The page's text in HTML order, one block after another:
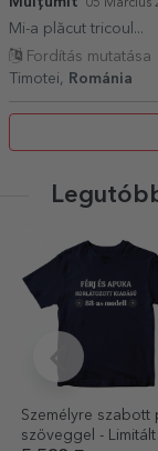
05 Március
Mi-a plăcut tricoul...
Fordítás mutatása
Timotei,
Románia
Személyre szabott
szöveggel - Limitált